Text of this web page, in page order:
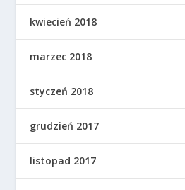
kwiecień 2018
marzec 2018
styczeń 2018
grudzień 2017
listopad 2017